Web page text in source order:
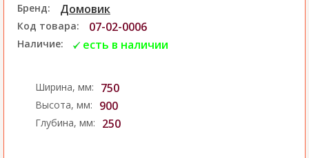
Бренд: Домовик
Код товара: 07-02-0006
Наличие: есть в наличии
Ширина, мм: 750
Высота, мм: 900
Глубина, мм: 250